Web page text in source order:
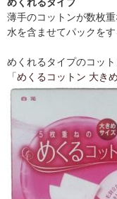
薄手のコットンが数枚
水を含ませてパックをす
めくれるタイプのコット
「めくるコットン 大き